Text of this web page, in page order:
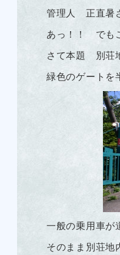
管理人 正直暑
あっ！！ でも
さて本題 別荘
緑色のゲートを
一般の乗用車が
そのまま別荘地